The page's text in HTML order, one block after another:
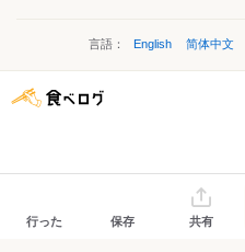
言語： English 简体中文
行った 保存 共有